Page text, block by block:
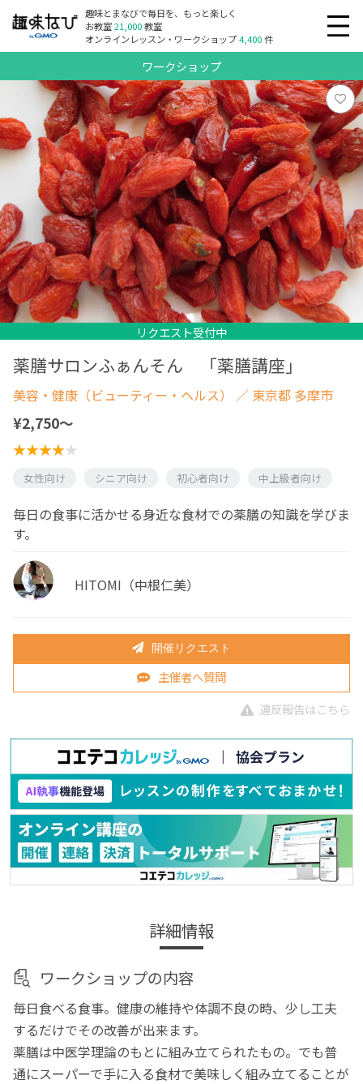
趣味とまなびで毎日を、もっと楽しく
お教室21,000教室
オンラインレッスン・ワークショップ4,400件
ワークショップ
リクエスト受付中
リクエスト受付中
薬膳サロンふぁんそん 「薬膳講座」
美容・健康（ビューティー・ヘルス） ／ 東京都 多摩市
¥2,750〜
女性向け シニア向け 初心者向け 中上級者向け
毎日の食事に活かせる身近な食材での薬膳の知識を学びま
す。
HITOMI（中根仁美）
開催リクエスト
主催者へ質問
違反報告はこちら
詳細情報
ワークショップの内容
毎日食べる食事。健康の維持や体調不良の時、少し工夫
するだけでその改善が出来ます。
薬膳は中医学理論のもとに組み立てられたもの。でも普
通にスーパーで手に入る食材で美味しく組み立てることが